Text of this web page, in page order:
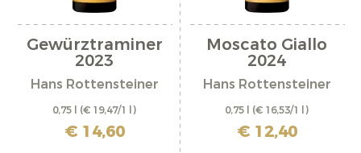
Gewürztraminer
2023
Hans Rottensteiner
0,75 l (€ 19,47/1 l)
incl. IVA più costi di spedizione
€ 14,60
Moscato Giallo
2024
Hans Rottensteiner
0,75 l (€ 16,53/1 l)
incl. IVA più costi di spedizione
€ 12,40